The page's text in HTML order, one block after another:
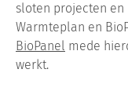
sloten projecten en
Warmteplan en
BioPanel mede
werkt.